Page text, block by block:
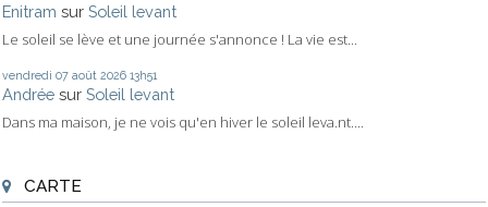
Enitram sur Soleil levant
Le soleil se lève et une journée s'annonce ! La vie est...
vendredi 07 août 2026 13h51
Andrée sur Soleil levant
Dans ma maison, je ne vois qu'en hiver le soleil leva.nt....
CARTE